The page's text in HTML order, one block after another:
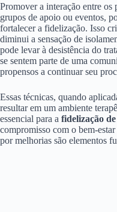
Promover a interação entre os
grupos de apoio ou eventos,
fortalecer a fidelização. Isso
diminui a sensação de
pode levar à desistência do
se sentem parte de uma
propensos a continuar seu
Essas técnicas, quando
resultar em um ambiente
essencial para a fidelização
compromisso com o bem-
por melhorias são elementos